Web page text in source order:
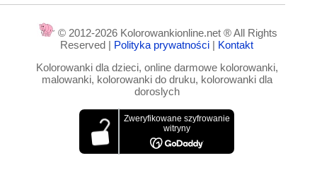
© 2012-2026 Kolorowankionline.net ® All Rights
Reserved | Polityka prywatności | Kontakt
Kolorowanki dla dzieci, online darmowe kolorowanki,
malowanki, kolorowanki do druku, kolorowanki dla
doroslych